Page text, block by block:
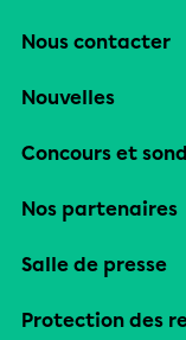
Nous contacter
Nouvelles
Concours et
Nos partenaires
Salle de presse
Protection des